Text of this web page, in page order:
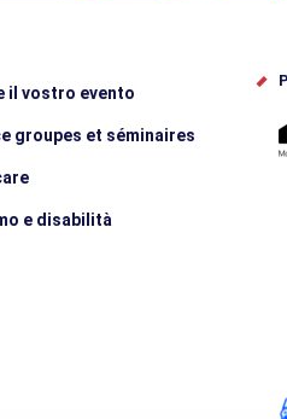
il vostro evento
groupes et séminaires
e disabilità